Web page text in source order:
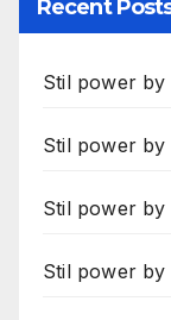
Recent
Stil power
Stil power
Stil power
Stil power